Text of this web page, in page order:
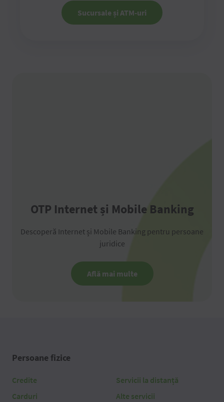
Sucursale și ATM-uri
OTP Internet și Mobile Banking
Descoperă Internet și Mobile Banking pentru persoane
juridice
Află mai multe
Persoane fizice
Credite
Carduri
Servicii la distanță
Alte servicii